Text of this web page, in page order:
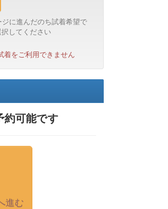
に進んだのち試着希望で
してください
着をご利用できません
約可能です
進む